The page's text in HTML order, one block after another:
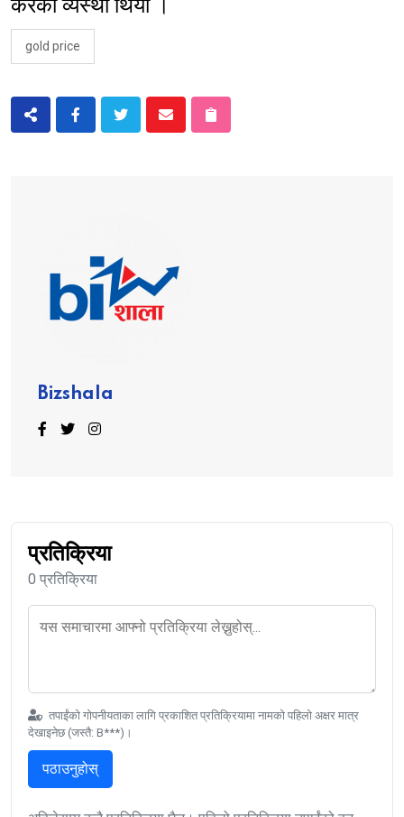
करको व्यस्था थियो ।
gold price
Bizshala
प्रतिक्रिया
0 प्रतिक्रिया
तपाईंको गोपनीयताका लागि प्रकाशित प्रतिक्रियामा नामको पहिलो अक्षर मात्र
देखाइनेछ (जस्तै: B***)।
पठाउनुहोस्